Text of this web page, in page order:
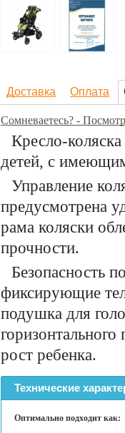
Доставка Оплата
Сомневаетесь? -
Кресло-
детей, с
Управление
предусмотрена
рама коляски
прочности.
Безопасность
фиксирующие
подушка для
рост ребенка.
Технические
Оптимально подходит как: